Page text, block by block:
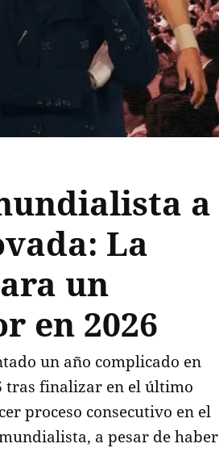
a
La
un
en 2026
un año complicado en
tras finalizar en el último
proceso consecutivo en el
a pesar de haber